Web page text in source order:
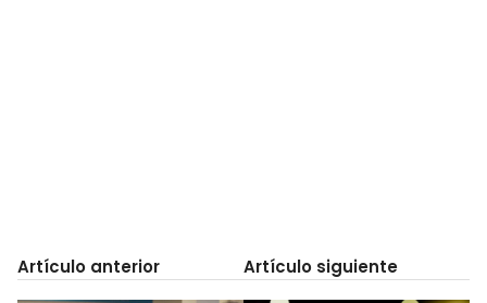
Artículo anterior Artículo siguiente